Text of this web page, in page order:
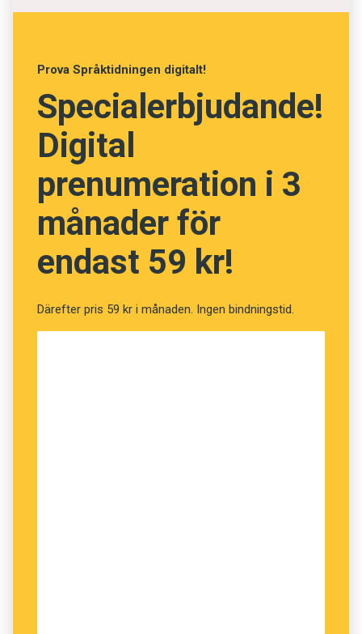
exempel.
stavning beror på att det blivit viktigare att det
officiella namnet, på till exempel id-kortet, och
det namn man själv använder stavas på samma
Prova Språktidningen digitalt!
Specialerbjudande!
Digital
prenumeration i 3
månader för
endast 59 kr!
Därefter pris 59 kr i månaden. Ingen bindningstid.